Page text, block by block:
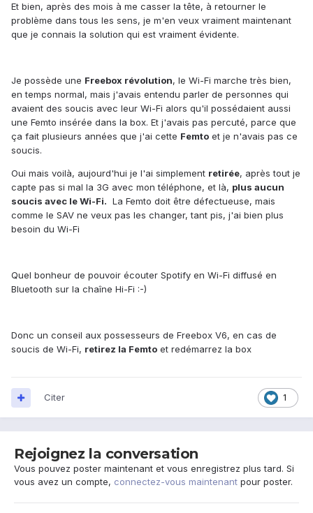
Et bien, après des mois à me casser la tête, à retourner le
problème dans tous les sens, je m'en veux vraiment maintenant
que je connais la solution qui est vraiment évidente.
Je possède une Freebox révolution, le Wi-Fi marche très bien,
en temps normal, mais j'avais entendu parler de personnes qui
avaient des soucis avec leur Wi-Fi alors qu'il possédaient aussi
une Femto insérée dans la box. Et j'avais pas percuté, parce que
ça fait plusieurs années que j'ai cette Femto et je n'avais pas ce
soucis.
Oui mais voilà, aujourd'hui je l'ai simplement retirée, après tout je
capte pas si mal la 3G avec mon téléphone, et là, plus aucun
soucis avec le Wi-Fi. La Femto doit être défectueuse, mais
comme le SAV ne veux pas les changer, tant pis, j'ai bien plus
besoin du Wi-Fi
Quel bonheur de pouvoir écouter Spotify en Wi-Fi diffusé en
Bluetooth sur la chaîne Hi-Fi :-)
Donc un conseil aux possesseurs de Freebox V6, en cas de
soucis de Wi-Fi, retirez la Femto et redémarrez la box
1
Citer
Rejoignez la conversation
Vous pouvez poster maintenant et vous enregistrez plus tard. Si
vous avez un compte, connectez-vous maintenant pour poster.